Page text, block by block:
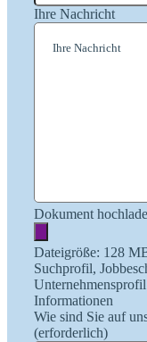
Ihre Nachricht
Dokument
Dateigröße: 128
Suchprofil,
Informationen
Wie sind Sie auf
(erforderlich)